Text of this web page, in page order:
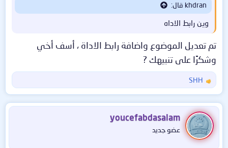
khdran قال:
وين رابط الاداه
تم تعديل الموضوع واضافة رابط الاداة ، أسف أخي
وشكرًا على تنبيهك ?
ل
ت
ف
ا
ع
SHH
youcefabdasalam
عضو جديد